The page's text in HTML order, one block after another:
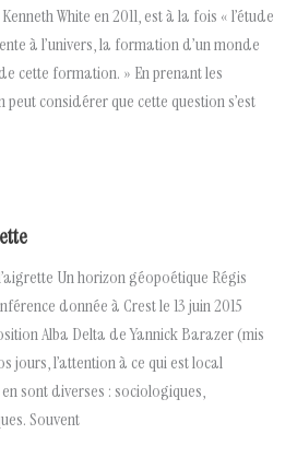
White en 2011, est à la fois « l’étude
à l’univers, la formation d’un monde
cette formation. » En prenant les
considérer que cette question s’est
Un horizon géopoétique Régis
donnée à Crest le 13 juin 2015
Alba Delta de Yannick Barazer (mis
jours, l’attention à ce qui est local
sont diverses : sociologiques,
Souvent